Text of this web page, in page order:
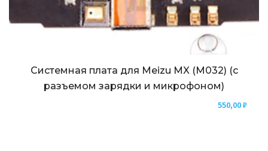
Системная плата для Meizu MX (M032) (с
разъемом зарядки и микрофоном)
550,00₽